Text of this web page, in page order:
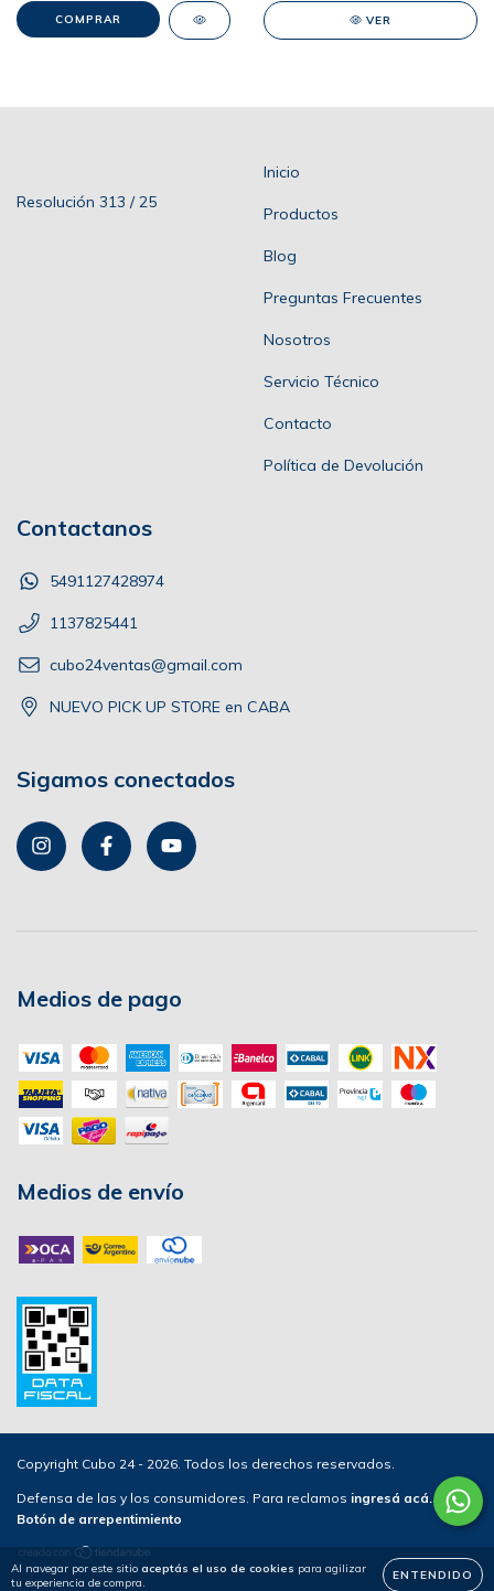
Al navegar por este sitio aceptás el uso de cookies para agilizar
tu experiencia de compra.
ENTENDIDO
VER
Resolución 313 / 25
Inicio
Productos
Blog
Preguntas Frecuentes
Nosotros
Servicio Técnico
Contacto
Política de Devolución
Contactanos
5491127428974
1137825441
cubo24ventas@gmail.com
NUEVO PICK UP STORE en CABA
Sigamos conectados
Medios de pago
Medios de envío
Copyright Cubo 24 - 2026. Todos los derechos reservados.
Defensa de las y los consumidores. Para reclamos ingresá acá.
Botón de arrepentimiento